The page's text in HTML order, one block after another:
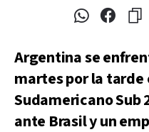
Argentina se
martes por la tarde
Sudamericano Sub
ante Brasil y un